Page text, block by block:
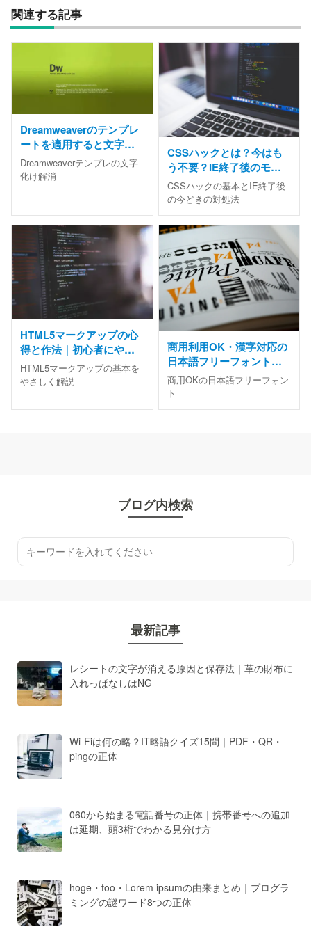
関連する記事
Dreamweaverのテンプレ
ートを適用すると文字化
けする時の解決方法
Dreamweaverテンプレの文字
化け解消
CSSハックとは？今はも
う不要？IE終了後のモダ
ンなブラウザ差異対処法
CSSハックの基本とIE終了後
の今どきの対処法
HTML5マークアップの心
得と作法｜初心者にやさ
しい基本と書き方のコツ
HTML5マークアップの基本を
やさしく解説
商用利用OK・漢字対応の
日本語フリーフォントお
すすめまとめ
商用OKの日本語フリーフォン
ト
ブログ内検索
最新記事
レシートの文字が消える原因と保存法｜革の財布に
入れっぱなしはNG
Wi-Fiは何の略？IT略語クイズ15問｜PDF・QR・
pingの正体
060から始まる電話番号の正体｜携帯番号への追加
は延期、頭3桁でわかる見分け方
hoge・foo・Lorem ipsumの由来まとめ｜プログラ
ミングの謎ワード8つの正体